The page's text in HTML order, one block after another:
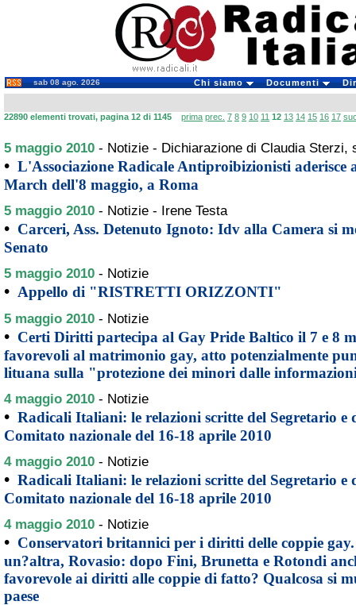
sab 08 ago. 2026 Chi siamo Documenti
22890 elementi trovati, pagina 12 di 1145 prima prec. 7 8 9 10 11 12 13 14 15 16 17
5 maggio 2010 - Notizie - Dichiarazione di Claudia Sterzi,
• L'Associazione Radicale Antiproibizionisti
March dell'8 maggio, a Roma
5 maggio 2010 - Notizie - Irene Testa
• Carceri, Ass. Detenuto Ignoto: Idv alla Camera si
Senato
5 maggio 2010 - Notizie
• Appello di "RISTRETTI ORIZZONTI"
5 maggio 2010 - Notizie
• Certi Diritti partecipa al Gay Pride Baltico il 7 e 8
favorevoli al matrimonio gay, atto potenzialmente
lituana sulla "protezione dei minori dalle
4 maggio 2010 - Notizie
• Radicali Italiani: le relazioni scritte del Segretario e
Comitato nazionale del 16-18 aprile 2010
4 maggio 2010 - Notizie
• Radicali Italiani: le relazioni scritte del Segretario e
Comitato nazionale del 16-18 aprile 2010
4 maggio 2010 - Notizie
• Conservatori britannici per i diritti delle coppie
un?altra, Rovasio: dopo Fini, Brunetta e Rotondi
favorevole ai diritti alle coppie di fatto? Qualcosa si
paese